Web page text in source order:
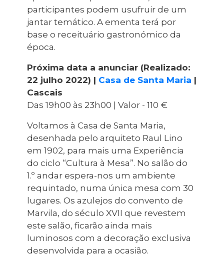
Planeamento Estratégico
Reabilitação urbana
Cascais Próxima
Governação
Mobilidade
Qualidade de vida
Agenda do executivo
VISITAR
TEMPOS LIVRES
MOBILIDADE
INVESTIR EM CASCAIS
SERVIÇOS
MAPA DO PORTAL
participantes podem usufruir de um
jantar temático. A ementa terá por
base o receituário gastronómico da
época.
Próxima data a anunciar (Realizado:
22 julho 2022) | Casa de Santa Maria |
Cascais
Das 19h00 às 23h00 | Valor - 110 €
Voltamos à Casa de Santa Maria,
desenhada pelo arquiteto Raul Lino
em 1902, para mais uma Experiência
do ciclo “Cultura à Mesa”. No salão do
1.º andar espera-nos um ambiente
requintado, numa única mesa com 30
lugares. Os azulejos do convento de
Marvila, do século XVII que revestem
este salão, ficarão ainda mais
luminosos com a decoração exclusiva
desenvolvida para a ocasião.